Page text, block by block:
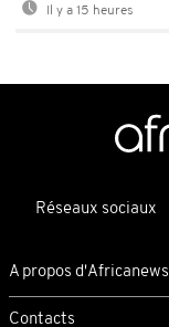
Il y a 15 heures
Réseaux sociaux
A propos d'Africanews
Contacts